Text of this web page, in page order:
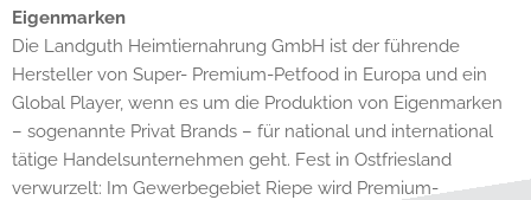
Eigenmarken
Die Landguth Heimtiernahrung GmbH ist der führende
Hersteller von Super- Premium-Petfood in Europa und ein
Global Player, wenn es um die Produktion von Eigenmarken
– sogenannte Privat Brands – für national und international
tätige Handelsunternehmen geht. Fest in Ostfriesland
verwurzelt: Im Gewerbegebiet Riepe wird Premium-